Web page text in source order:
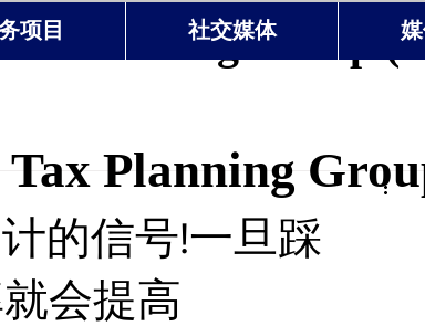
项目 社交媒体
的信号!一旦踩
会提高
Planning Group
Planning